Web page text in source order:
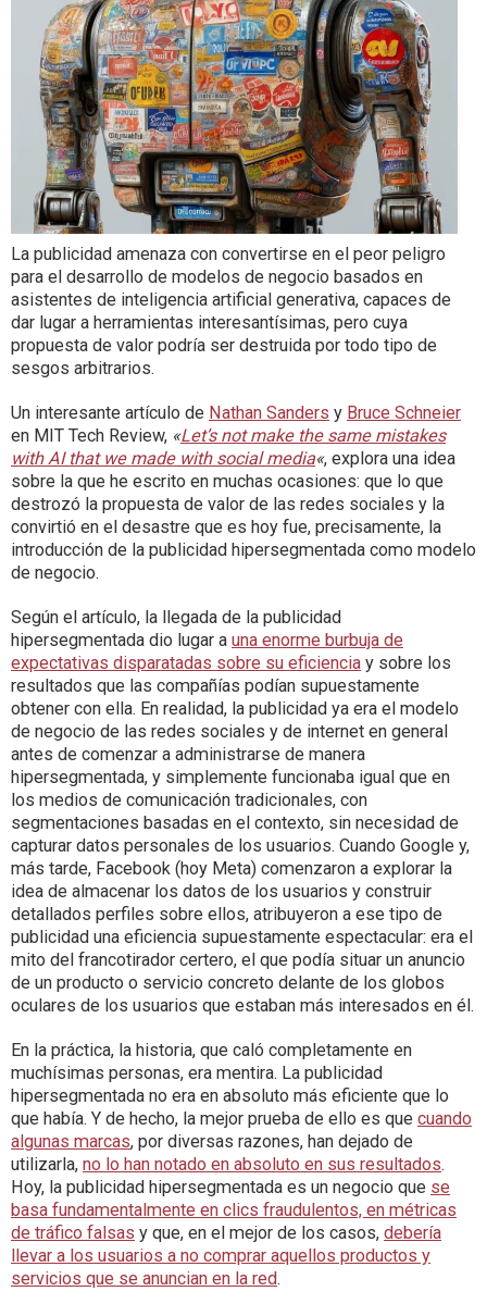
La publicidad amenaza con convertirse en el peor peligro
para el desarrollo de modelos de negocio basados en
asistentes de inteligencia artificial generativa, capaces de
dar lugar a herramientas interesantísimas, pero cuya
propuesta de valor podría ser destruida por todo tipo de
sesgos arbitrarios.
Un interesante artículo de Nathan Sanders y Bruce Schneier
en MIT Tech Review, «Let’s not make the same mistakes
with AI that we made with social media«, explora una idea
sobre la que he escrito en muchas ocasiones: que lo que
destrozó la propuesta de valor de las redes sociales y la
convirtió en el desastre que es hoy fue, precisamente, la
introducción de la publicidad hipersegmentada como modelo
de negocio.
Según el artículo, la llegada de la publicidad
hipersegmentada dio lugar a una enorme burbuja de
expectativas disparatadas sobre su eficiencia y sobre los
resultados que las compañías podían supuestamente
obtener con ella. En realidad, la publicidad ya era el modelo
de negocio de las redes sociales y de internet en general
antes de comenzar a administrarse de manera
hipersegmentada, y simplemente funcionaba igual que en
los medios de comunicación tradicionales, con
segmentaciones basadas en el contexto, sin necesidad de
capturar datos personales de los usuarios. Cuando Google y,
más tarde, Facebook (hoy Meta) comenzaron a explorar la
idea de almacenar los datos de los usuarios y construir
detallados perfiles sobre ellos, atribuyeron a ese tipo de
publicidad una eficiencia supuestamente espectacular: era el
mito del francotirador certero, el que podía situar un anuncio
de un producto o servicio concreto delante de los globos
oculares de los usuarios que estaban más interesados en él.
En la práctica, la historia, que caló completamente en
muchísimas personas, era mentira. La publicidad
hipersegmentada no era en absoluto más eficiente que lo
que había. Y de hecho, la mejor prueba de ello es que cuando
algunas marcas, por diversas razones, han dejado de
utilizarla, no lo han notado en absoluto en sus resultados.
Hoy, la publicidad hipersegmentada es un negocio que se
basa fundamentalmente en clics fraudulentos, en métricas
de tráfico falsas y que, en el mejor de los casos, debería
llevar a los usuarios a no comprar aquellos productos y
servicios que se anuncian en la red.